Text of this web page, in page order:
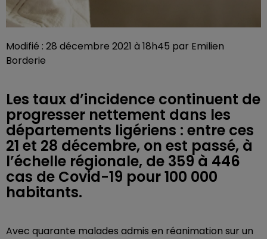
Modifié : 28 décembre 2021 à 18h45 par Emilien
Borderie
Les taux d’incidence continuent de
progresser nettement dans les
départements ligériens : entre ces
21 et 28 décembre, on est passé, à
l’échelle régionale, de 359 à 446
cas de Covid-19 pour 100 000
habitants.
Avec quarante malades admis en réanimation sur un